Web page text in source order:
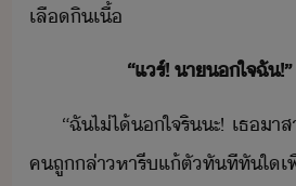
เลื​ิ​เื้
​ ​ ​ ​ ​ ​ ​ ​ ​ ​ ​ ​ ​“​แร์​​!​ ​า​ใจ​ฉั​!​”​
“​ฉั​ไ่ไ้​ใจ​ริ​ะ​!​ ​เธ​า
ค​ถู​ล่าหา​รี​แ้ตั​ทัทีทัใ​